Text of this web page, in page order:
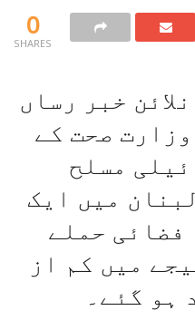
0
SHARES
خبر رساں
صحت کے
مسلح
میں ایک
فضائی حملے
میں کم از
ہو گئے۔